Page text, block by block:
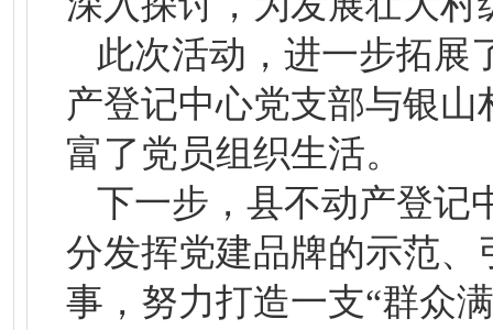
此次活动，进一步拓展
产登记中心党支部与银
富了党员组织生活。
下一步，县不动产登记
分发挥党建品牌的示范
事，努力打造一支“群众